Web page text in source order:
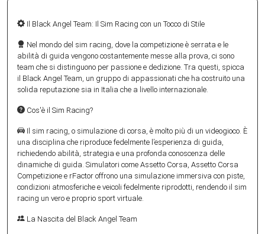
Il Black Angel Team: Il Sim Racing con un Tocco di Stile
Nel mondo del sim racing, dove la competizione è serrata e le
abilità di guida vengono costantemente messe alla prova, ci sono
team che si distinguono per passione e dedizione. Tra questi, spicca
il Black Angel Team, un gruppo di appassionati che ha costruito una
solida reputazione sia in Italia che a livello internazionale.
Cos'è il Sim Racing?
Il sim racing, o simulazione di corsa, è molto più di un videogioco. È
una disciplina che riproduce fedelmente l’esperienza di guida,
richiedendo abilità, strategia e una profonda conoscenza delle
dinamiche di guida. Simulatori come Assetto Corsa, Assetto Corsa
Competizione e rFactor offrono una simulazione immersiva con piste,
condizioni atmosferiche e veicoli fedelmente riprodotti, rendendo il sim
racing un vero e proprio sport virtuale.
La Nascita del Black Angel Team